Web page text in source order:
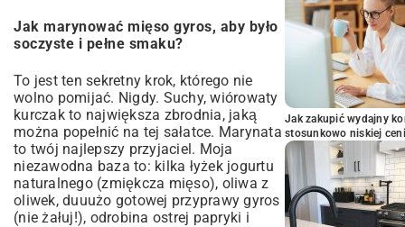
Jak marynować mięso gyros, aby było
soczyste i pełne smaku?
To jest ten sekretny krok, którego nie
wolno pomijać. Nigdy. Suchy, wiórowaty
kurczak to największa zbrodnia, jaką
można popełnić na tej sałatce. Marynata
to twój najlepszy przyjaciel. Moja
niezawodna baza to: kilka łyżek jogurtu
naturalnego (zmiękcza mięso), oliwa z
oliwek, duuużo gotowej przyprawy gyros
(nie żałuj!), odrobina ostrej papryki i
Jak zakupić wydajny
stosunkowo niskiej